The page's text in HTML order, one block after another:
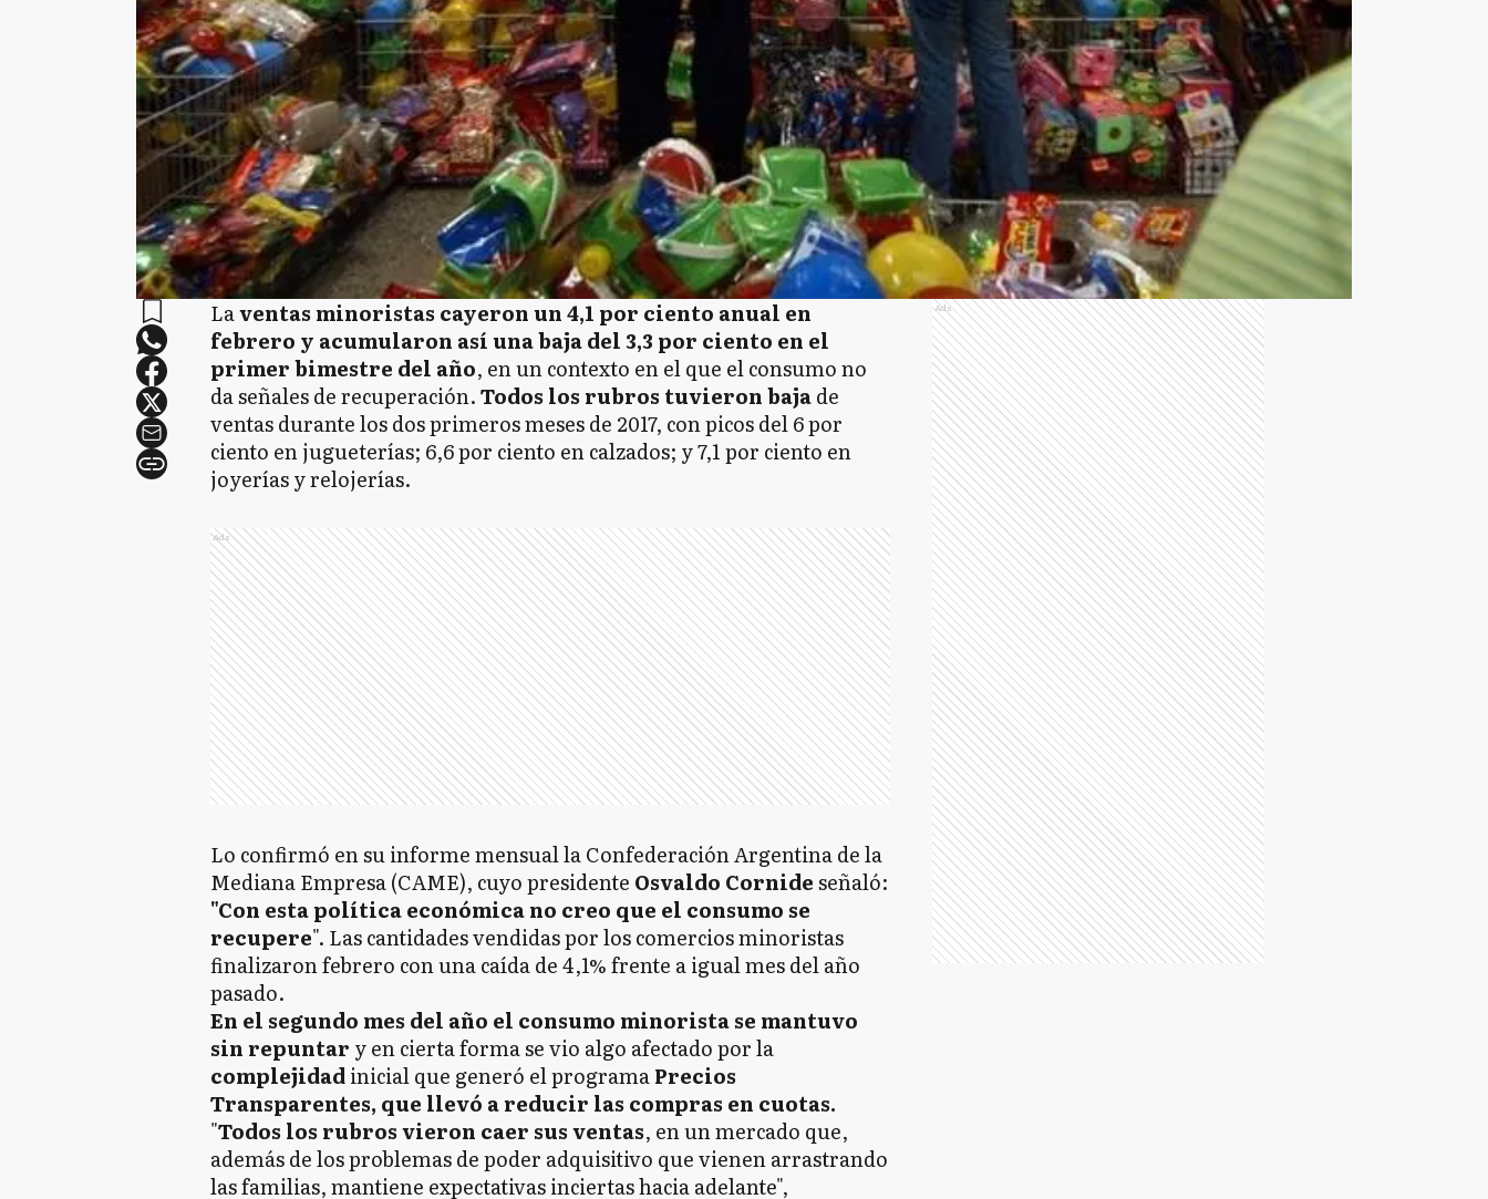
Laventas minoristas cayeron un 4,1 por ciento anual en
febrero y acumularon así una baja del 3,3 por ciento en el
primer bimestre del año, en un contexto en el que el consumo no
da señales de recuperación.Todos los rubros tuvieron bajade
ventas durante los dos primeros meses de 2017, con picos del 6 por
ciento en jugueterías; 6,6 por ciento en calzados; y 7,1 por ciento en
joyerías y relojerías.
Ads
Lo confirmó en su informe mensual la Confederación Argentina de la
Mediana Empresa (CAME), cuyo presidente Osvaldo Cornideseñaló:
"Con esta política económica no creo que el consumo se
recupere". Las cantidades vendidas por los comercios minoristas
finalizaron febrero con una caída de 4,1% frente a igual mes del año
pasado.
En el segundo mes del año el consumo minorista se mantuvo
sin repuntar y en cierta forma se vio algo afectado por la
complejidadinicial que generó el programaPrecios
Transparentes, que llevó a reducir las compras en cuotas.
"Todos los rubros vieron caer sus ventas, en un mercado que,
además de los problemas de poder adquisitivo que vienen arrastrando
las familias, mantiene expectativas inciertas hacia adelante",
Ads